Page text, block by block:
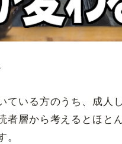
ている方のうち、成人
者層から考えるとほと
。